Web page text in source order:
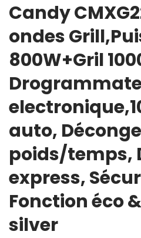
Candy
ondes
800W+Gril
auto,
poids/temps,
express,
Fonction éco
silver